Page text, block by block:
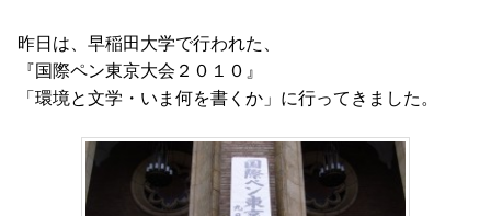
昨日は、早稲田大学で行われた、
『国際ペン東京大会２０１０』
「環境と文学・いま何を書くか」に行ってきました。